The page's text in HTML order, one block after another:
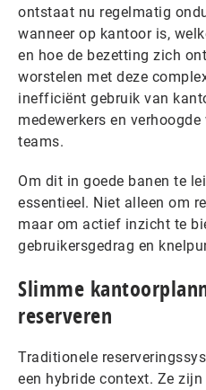
ontstaat nu regelmatig
wanneer op kantoor is,
en hoe de bezetting zich
worstelen met deze
inefficiënt gebruik van
medewerkers en
teams.
Om dit in goede banen te
essentieel. Niet alleen om
maar om actief inzicht te
gebruikersgedrag en
Slimme
reserveren
Traditionele
een hybride context. Ze